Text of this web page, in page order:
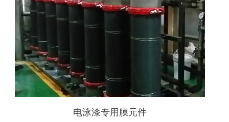
电泳漆专用膜元件